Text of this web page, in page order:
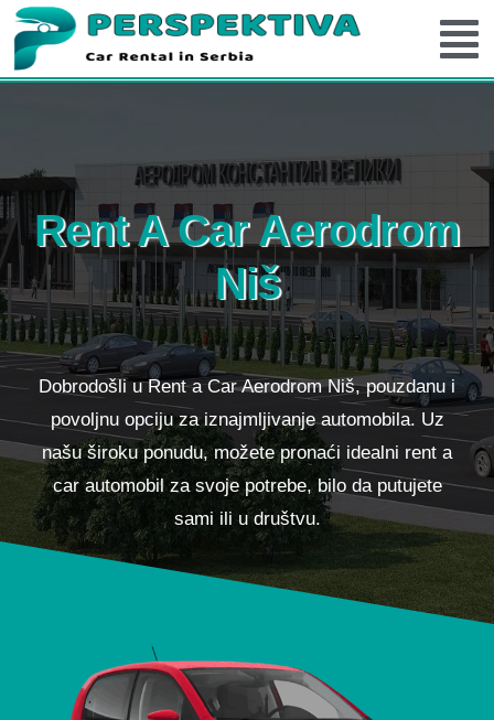
Rent A Car Aerodrom
Niš
Dobrodošli u Rent a Car Aerodrom Niš, pouzdanu i
povoljnu opciju za iznajmljivanje automobila. Uz
našu široku ponudu, možete pronaći idealni rent a
car automobil za svoje potrebe, bilo da putujete
sami ili u društvu.